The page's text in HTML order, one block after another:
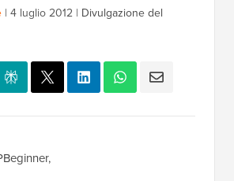
| 4 luglio 2012 | Divulgazione del